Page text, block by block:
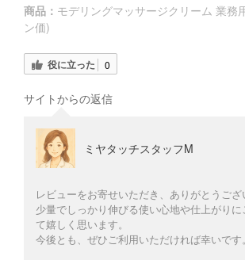
商品： モデリングマッサージクリーム 業務
ン価)
役に立った 0
サイトからの返信
ミヤタッチスタッフM
レビューをお寄せいただき、ありがとうござ
少量でしっかり伸びる使い心地や仕上がり
て嬉しく思います。
今後とも、ぜひご利用いただければ幸いです。